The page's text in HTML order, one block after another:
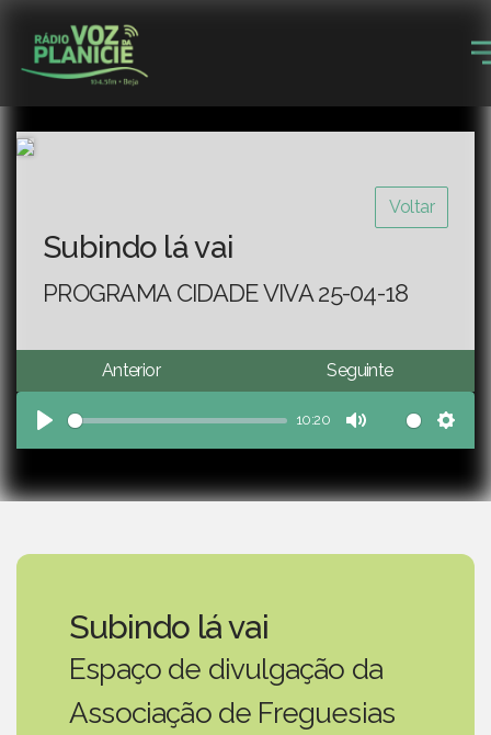
Voltar
Subindo lá vai
PROGRAMA CIDADE VIVA 25-04-18
Anterior Seguinte
Play
10:20
Mute
Subindo lá vai
Espaço de divulgação da
Associação de Freguesias